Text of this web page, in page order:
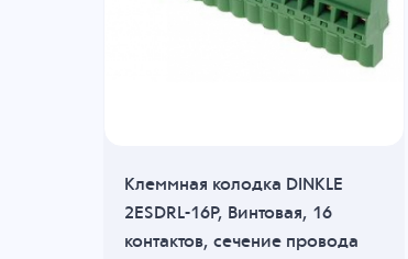
Клеммная колодка DINKLE
2ESDRL-16P, Винтовая, 16
контактов, сечение провода